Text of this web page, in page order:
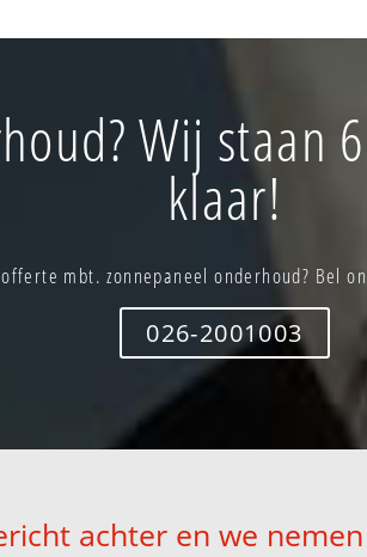
Wij staan
klaar!
mbt. zonnepaneel onderhoud? Bel
026-2001003
achter en we